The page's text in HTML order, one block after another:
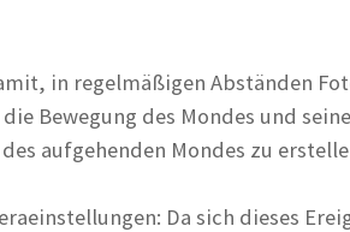
in regelmäßigen Abständen
Bewegung des Mondes und
aufgehenden Mondes zu
Da sich dieses